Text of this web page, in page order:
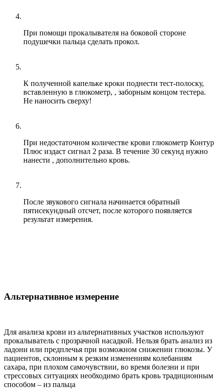
При помощи прокалывателя на боковой стороне
подушечки пальца сделать прокол.
К полученной капельке кроки поднести тест-полоску,
вставленную в глюкометр, , заборным концом тестера.
Не наносить сверху!
При недостаточном количестве крови глюкометр Контур
Плюс издаст сигнал 2 раза. В течение 30 секунд нужно
нанести , дополнительно кровь.
После звукового сигнала начинается обратный
пятисекундный отсчет, после которого появляется
результат измерения.
Альтернативное измерение
Для анализа крови из альтернативных участков используют
прокалыватель с прозрачной насадкой. Нельзя брать анализ из
ладони или предплечья при возможном снижении глюкозы. У
пациентов, склонным к резким изменениям колебаниям
сахара, при плохом самочувствии, во время болезни и при
стрессовых ситуациях необходимо брать кровь традиционным
способом – из пальца